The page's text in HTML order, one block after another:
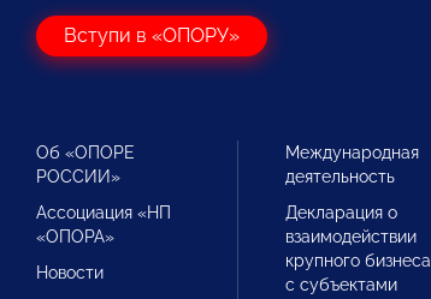
Вступи в «ОПОРУ»
Об «ОПОРЕ
РОССИИ»
Ассоциация «НП
«ОПОРА»
Новости
Международная
деятельность
Декларация о
взаимодействии
крупного бизнеса
с субъектами